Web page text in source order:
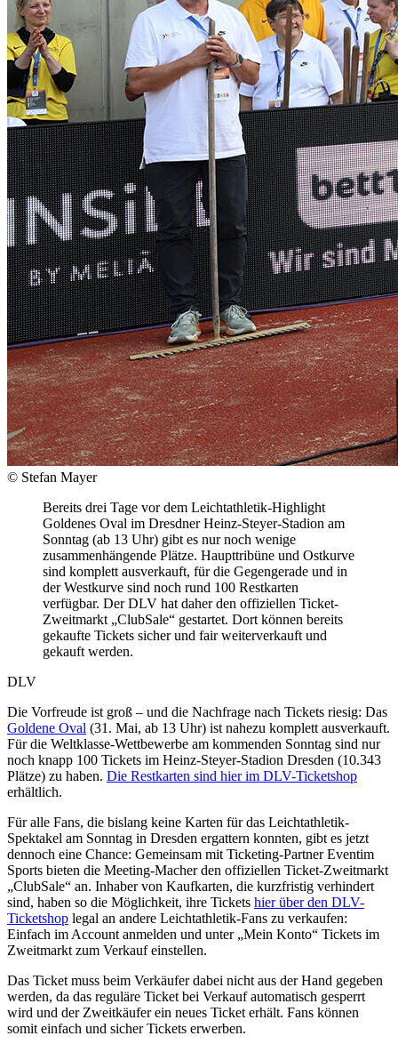
© Stefan Mayer
Bereits drei Tage vor dem Leichtathletik-Highlight
Goldenes Oval im Dresdner Heinz-Steyer-Stadion am
Sonntag (ab 13 Uhr) gibt es nur noch wenige
zusammenhängende Plätze. Haupttribüne und Ostkurve
sind komplett ausverkauft, für die Gegengerade und in
der Westkurve sind noch rund 100 Restkarten
verfügbar. Der DLV hat daher den offiziellen Ticket-
Zweitmarkt „ClubSale“ gestartet. Dort können bereits
gekaufte Tickets sicher und fair weiterverkauft und
gekauft werden.
DLV
Die Vorfreude ist groß – und die Nachfrage nach Tickets riesig: Das
Goldene Oval (31. Mai, ab 13 Uhr) ist nahezu komplett ausverkauft.
Für die Weltklasse-Wettbewerbe am kommenden Sonntag sind nur
noch knapp 100 Tickets im Heinz-Steyer-Stadion Dresden (10.343
Plätze) zu haben. Die Restkarten sind hier im DLV-Ticketshop
erhältlich.
Für alle Fans, die bislang keine Karten für das Leichtathletik-
Spektakel am Sonntag in Dresden ergattern konnten, gibt es jetzt
dennoch eine Chance: Gemeinsam mit Ticketing-Partner Eventim
Sports bieten die Meeting-Macher den offiziellen Ticket-Zweitmarkt
„ClubSale“ an. Inhaber von Kaufkarten, die kurzfristig verhindert
sind, haben so die Möglichkeit, ihre Tickets hier über den DLV-
Ticketshop legal an andere Leichtathletik-Fans zu verkaufen:
Einfach im Account anmelden und unter „Mein Konto“ Tickets im
Zweitmarkt zum Verkauf einstellen.
Das Ticket muss beim Verkäufer dabei nicht aus der Hand gegeben
werden, da das reguläre Ticket bei Verkauf automatisch gesperrt
wird und der Zweitkäufer ein neues Ticket erhält. Fans können
somit einfach und sicher Tickets erwerben.